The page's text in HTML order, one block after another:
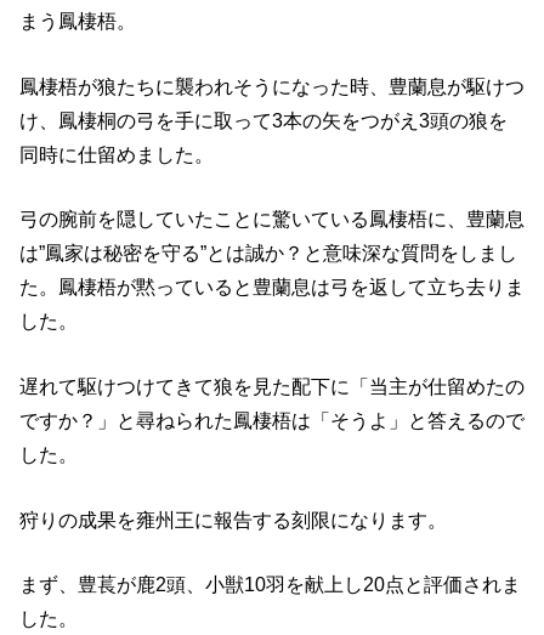
まう鳳棲梧。
鳳棲梧が狼たちに襲われそうになった時、豊蘭息が駆けつ
け、鳳棲桐の弓を手に取って3本の矢をつがえ3頭の狼を
同時に仕留めました。
弓の腕前を隠していたことに驚いている鳳棲梧に、豊蘭息
は”鳳家は秘密を守る”とは誠か？と意味深な質問をしまし
た。鳳棲梧が黙っていると豊蘭息は弓を返して立ち去りま
した。
遅れて駆けつけてきて狼を見た配下に「当主が仕留めたの
ですか？」と尋ねられた鳳棲梧は「そうよ」と答えるので
した。
狩りの成果を雍州王に報告する刻限になります。
まず、豊萇が鹿2頭、小獣10羽を献上し20点と評価されま
した。